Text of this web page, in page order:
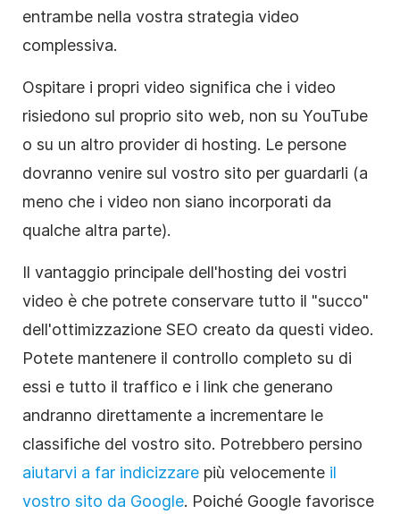
entrambe nella vostra strategia video
complessiva.
Ospitare i propri video significa che i video
risiedono sul proprio sito web, non su YouTube
o su un altro provider di hosting. Le persone
dovranno venire sul vostro sito per guardarli (a
meno che i video non siano incorporati da
qualche altra parte).
Il vantaggio principale dell'hosting dei vostri
video è che potrete conservare tutto il "succo"
dell'ottimizzazione SEO creato da questi video.
Potete mantenere il controllo completo su di
essi e tutto il traffico e i link che generano
andranno direttamente a incrementare le
classifiche del vostro sito. Potrebbero persino
aiutarvi a far indicizzare più velocemente il
vostro sito da Google. Poiché Google favorisce